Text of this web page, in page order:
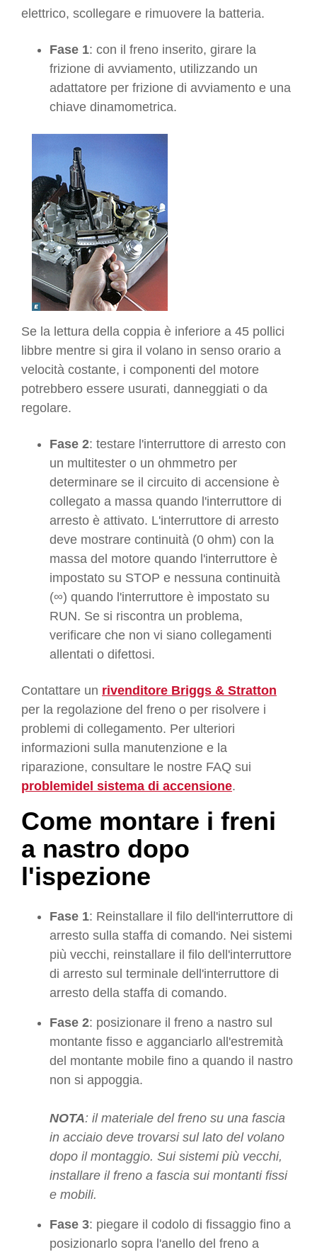
elettrico, scollegare e rimuovere la batteria.
Fase 1: con il freno inserito, girare la
frizione di avviamento, utilizzando un
adattatore per frizione di avviamento e una
chiave dinamometrica.
Se la lettura della coppia è inferiore a 45 pollici
libbre mentre si gira il volano in senso orario a
velocità costante, i componenti del motore
potrebbero essere usurati, danneggiati o da
regolare.
Fase 2: testare l'interruttore di arresto con
un multitester o un ohmmetro per
determinare se il circuito di accensione è
collegato a massa quando l'interruttore di
arresto è attivato. L'interruttore di arresto
deve mostrare continuità (0 ohm) con la
massa del motore quando l'interruttore è
impostato su STOP e nessuna continuità
(∞) quando l'interruttore è impostato su
RUN. Se si riscontra un problema,
verificare che non vi siano collegamenti
allentati o difettosi.
Contattare un rivenditore Briggs & Stratton
per la regolazione del freno o per risolvere i
problemi di collegamento. Per ulteriori
informazioni sulla manutenzione e la
riparazione, consultare le nostre FAQ sui
problemidel sistema di accensione.
Come montare i freni
a nastro dopo
l'ispezione
Fase 1: Reinstallare il filo dell'interruttore di
arresto sulla staffa di comando. Nei sistemi
più vecchi, reinstallare il filo dell'interruttore
di arresto sul terminale dell'interruttore di
arresto della staffa di comando.
Fase 2: posizionare il freno a nastro sul
montante fisso e agganciarlo all'estremità
del montante mobile fino a quando il nastro
non si appoggia.
NOTA: il materiale del freno su una fascia
in acciaio deve trovarsi sul lato del volano
dopo il montaggio. Sui sistemi più vecchi,
installare il freno a fascia sui montanti fissi
e mobili.
Fase 3: piegare il codolo di fissaggio fino a
posizionarlo sopra l'anello del freno a